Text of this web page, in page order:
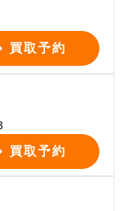
買取予約
買取予約